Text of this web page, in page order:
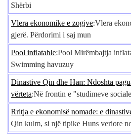
Shërbi
Vlera ekonomike e zogjve:Vlera
gjerë. Përdorimi i saj mun
Pool inflatable:Pool Mirëmbajtja
Swimming havuzuy
Dinastive Qin dhe Han: Ndoshta
vërteta:Në frontin e "studimeve
Rritja e ekonomisë nomade: e
Qin kulm, si një tipike Huns veriore